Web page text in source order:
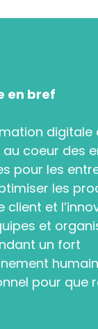
en bref
digitale
au coeur des
pour les
les
client et
et
un fort
pour que